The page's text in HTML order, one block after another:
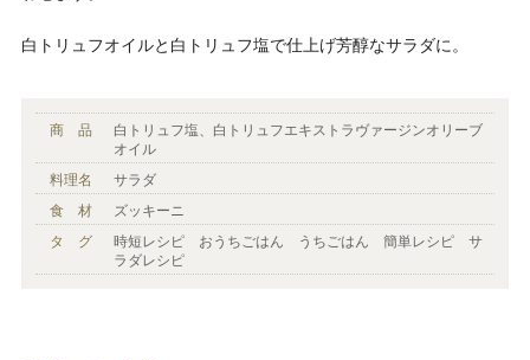
白トリュフオイルと白トリュフ塩で仕上げ芳醇なサラダに。
商 品
白トリュフ塩、白トリュフエキストラヴァージンオリーブ
オイル
料理名
サラダ
食 材
ズッキーニ
タ グ
時短レシピ おうちごはん うちごはん 簡単レシピ サ
ラダレシピ